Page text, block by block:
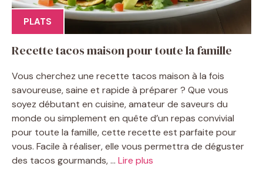
PLATS
Recette tacos maison pour toute la famille
Vous cherchez une recette tacos maison à la fois
savoureuse, saine et rapide à préparer ? Que vous
soyez débutant en cuisine, amateur de saveurs du
monde ou simplement en quête d’un repas convivial
pour toute la famille, cette recette est parfaite pour
vous. Facile à réaliser, elle vous permettra de déguster
des tacos gourmands, ... Lire plus